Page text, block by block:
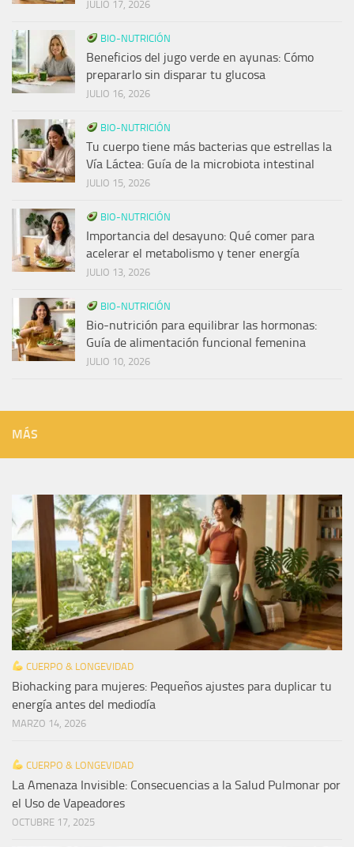
JULIO 17, 2026
BIO-NUTRICIÓN
Beneficios del jugo verde en ayunas: Cómo
prepararlo sin disparar tu glucosa
JULIO 16, 2026
BIO-NUTRICIÓN
Tu cuerpo tiene más bacterias que estrellas la
Vía Láctea: Guía de la microbiota intestinal
JULIO 15, 2026
BIO-NUTRICIÓN
Importancia del desayuno: Qué comer para
acelerar el metabolismo y tener energía
JULIO 13, 2026
BIO-NUTRICIÓN
Bio-nutrición para equilibrar las hormonas:
Guía de alimentación funcional femenina
JULIO 10, 2026
MÁS
CUERPO & LONGEVIDAD
Biohacking para mujeres: Pequeños ajustes para duplicar tu
energía antes del mediodía
MARZO 14, 2026
CUERPO & LONGEVIDAD
La Amenaza Invisible: Consecuencias a la Salud Pulmonar por
el Uso de Vapeadores
OCTUBRE 17, 2025